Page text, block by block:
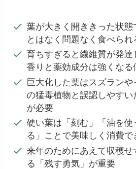
葉が大きく開ききった状態
とはなく問題なく食べられ
育ちすぎると繊維質が発達
香りと薬効成分は強くなる
巨大化した葉はスズラン
の猛毒植物と誤認しやす
が必要
硬い葉は「刻む」「油を使
る」ことで美味しく消費で
来年のためにあえて収穫
る「残す勇気」が重要